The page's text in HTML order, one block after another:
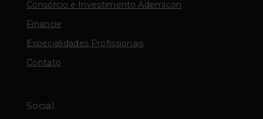
Consórcio e Investimento Ademicon
Financie
Especialidades Profissionais
Contato
Social